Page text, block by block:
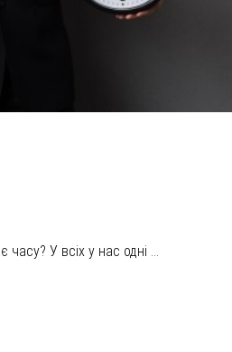
У всіх у нас одні ...